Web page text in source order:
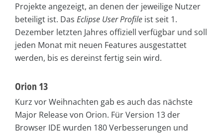
Projekte angezeigt, an denen der jeweilige Nutzer
beteiligt ist. Das Eclipse User Profile ist seit 1.
Dezember letzten Jahres offiziell verfügbar und soll
jeden Monat mit neuen Features ausgestattet
werden, bis es dereinst fertig sein wird.
Orion 13
Kurz vor Weihnachten gab es auch das nächste
Major Release von Orion. Für Version 13 der
Browser IDE wurden 180 Verbesserungen und